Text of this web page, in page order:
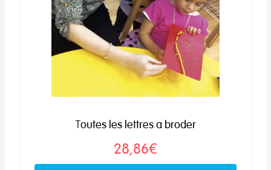
Toutes les lettres a broder
28,86€